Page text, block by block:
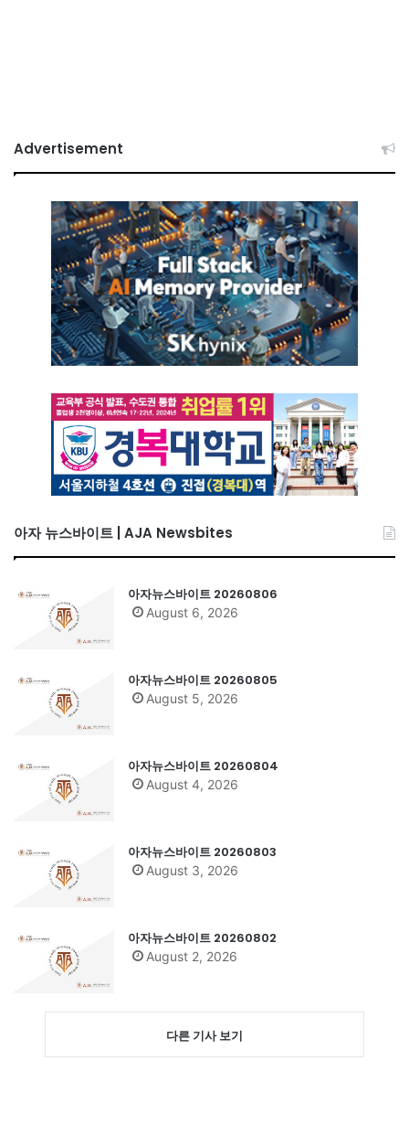
Advertisement
아자 뉴스바이트 | AJA Newsbites
아자뉴스바이트 20260806
August 6, 2026
아자뉴스바이트 20260805
August 5, 2026
아자뉴스바이트 20260804
August 4, 2026
아자뉴스바이트 20260803
August 3, 2026
아자뉴스바이트 20260802
August 2, 2026
다른 기사 보기